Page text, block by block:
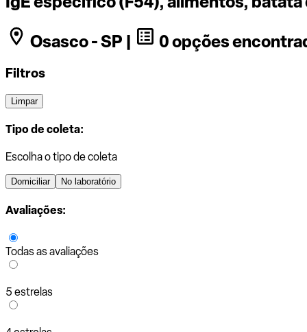
Osasco - SP |
0 opções
Filtros
Limpar
Tipo de coleta:
Escolha o tipo de coleta
Domiciliar No laboratório
Avaliações:
Todas as avaliações
5 estrelas